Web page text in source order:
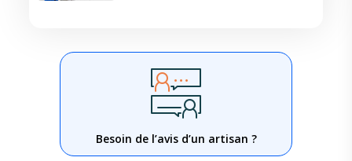
Besoin de l’avis d’un artisan ?